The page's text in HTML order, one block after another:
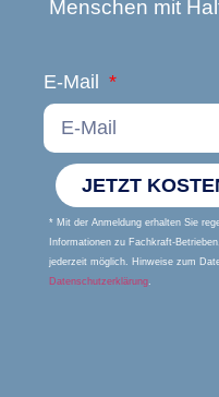
Menschen mit
E-Mail
JETZT
* Mit der Anmeldung erhalten Sie
Informationen zu Fachkraft-
jederzeit möglich. Hinweise zum
Datenschutzerklärung.